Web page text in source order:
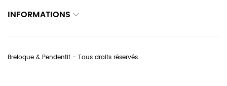
INFORMATIONS
Breloque & Pendentif - Tous droits réservés.